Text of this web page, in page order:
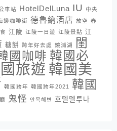
車站 HotelDelLuna IU
中央
邊咖啡街 德魯納酒店 放空 春
江陵 江陵一日遊 江陵景點 江
糖餅 跨年好去處 鏡浦湖
閨
國咖啡 韓國必
旅遊 韓國美
韓國跨年 韓國跨年2021 韓國
鬼怪 안목해변 호텔델루나